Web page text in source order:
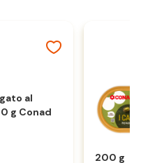
al
g Conad
200 g